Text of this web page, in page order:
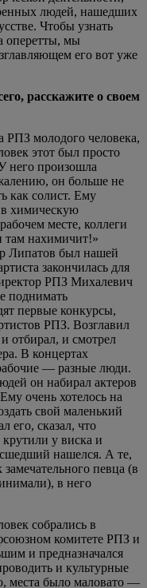
людей, нашедших
Чтобы узнать
оперетты, мы
его вот уже
расскажите о своем
молодого человека,
этот был просто
него произошла
он больше не
как солист. Ему
в химическую
месте, коллеги
там нахимичит!»
Липатов был нашей
закончилась для
РПЗ Михалевич
поднимать
первые конкурсы,
РПЗ. Возглавил
отбирал, и смотрел
В концертах
— разные люди.
он набирал актеров
очень хотелось на
свой маленький
его, сказал, что
у виска и
нашелся. А те,
певца (в
в него
собрались в
комитете РПЗ и
и предназначался
и культурные
места было маловато —